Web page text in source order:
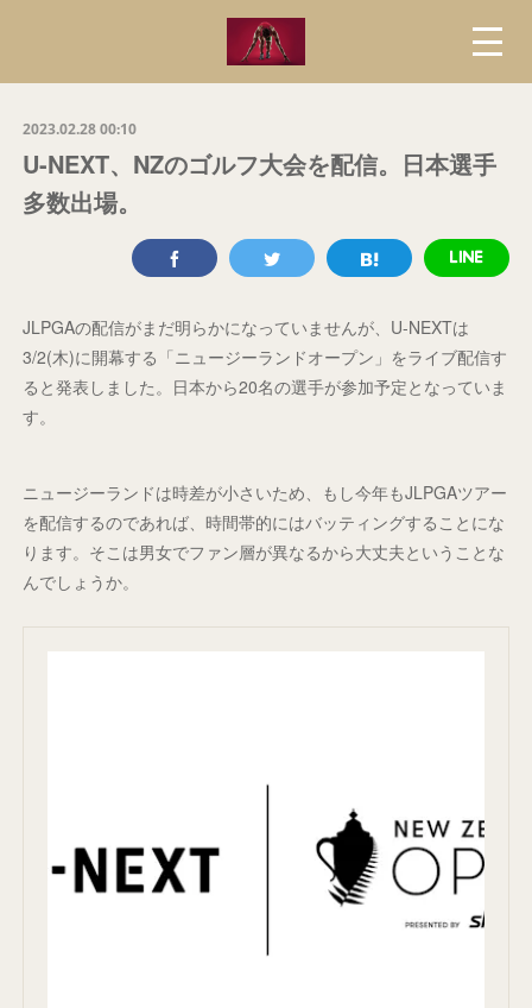
2023.02.28 00:10
U-NEXT、NZのゴルフ大会を配信。日本選手
多数出場。
JLPGAの配信がまだ明らかになっていませんが、U-NEXTは
3/2(木)に開幕する「ニュージーランドオープン」をライブ配信す
ると発表しました。日本から20名の選手が参加予定となっていま
す。
ニュージーランドは時差が小さいため、もし今年もJLPGAツアー
を配信するのであれば、時間帯的にはバッティングすることにな
ります。そこは男女でファン層が異なるから大丈夫ということな
んでしょうか。